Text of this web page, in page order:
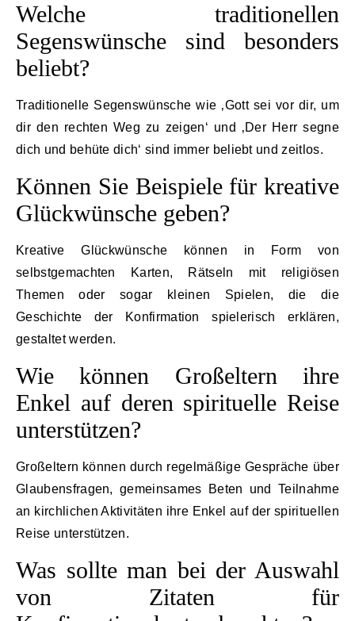
Welche traditionellen
Segenswünsche sind besonders
beliebt?
Traditionelle Segenswünsche wie ‚Gott sei vor dir, um
dir den rechten Weg zu zeigen‘ und ‚Der Herr segne
dich und behüte dich‘ sind immer beliebt und zeitlos.
Können Sie Beispiele für kreative
Glückwünsche geben?
Kreative Glückwünsche können in Form von
selbstgemachten Karten, Rätseln mit religiösen
Themen oder sogar kleinen Spielen, die die
Geschichte der Konfirmation spielerisch erklären,
gestaltet werden.
Wie können Großeltern ihre
Enkel auf deren spirituelle Reise
unterstützen?
Großeltern können durch regelmäßige Gespräche über
Glaubensfragen, gemeinsames Beten und Teilnahme
an kirchlichen Aktivitäten ihre Enkel auf der spirituellen
Reise unterstützen.
Was sollte man bei der Auswahl
von Zitaten für